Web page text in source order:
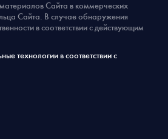
Сайта в коммерческих
Сайта. В случае обнаружения
в соответствии с действующим
технологии в соответствии с